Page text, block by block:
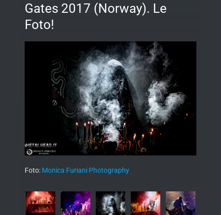
Gates 2017 (Norway). Le
Foto!
Foto: Monica Furiani Photography